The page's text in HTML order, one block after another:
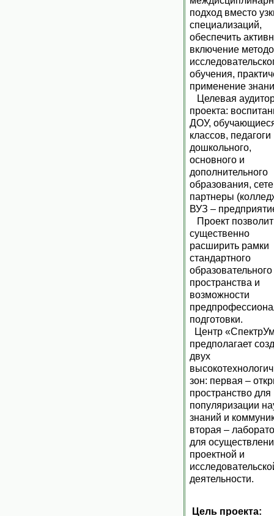
подход вместо
специализаций,
обеспечить
включение
обучения,
применение
Целевая
проекта:
ДОУ,
классов, педагоги
дошкольного,
основного и
дополнительного
образования,
партнеры
ВУЗ –
Проект позволит
существенно
расширить рамки
стандартного
образовательного
пространства и
возможности
подготовки.
Центр
предполагает
двух
зон: первая –
пространство для
популяризации
знаний и
вторая –
для
проектной и
деятельности.
Цель проекта: